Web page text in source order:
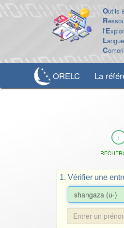
Outils
R
l'E
Langue
C
ORELC La
1. Vérifier une